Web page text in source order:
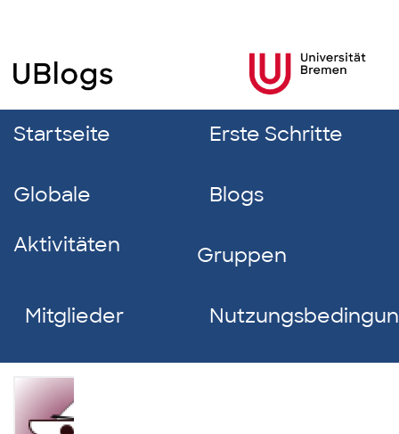
Startseite Erste Schritte
Globale
Aktivitäten
Blogs
Gruppen
Mitglieder